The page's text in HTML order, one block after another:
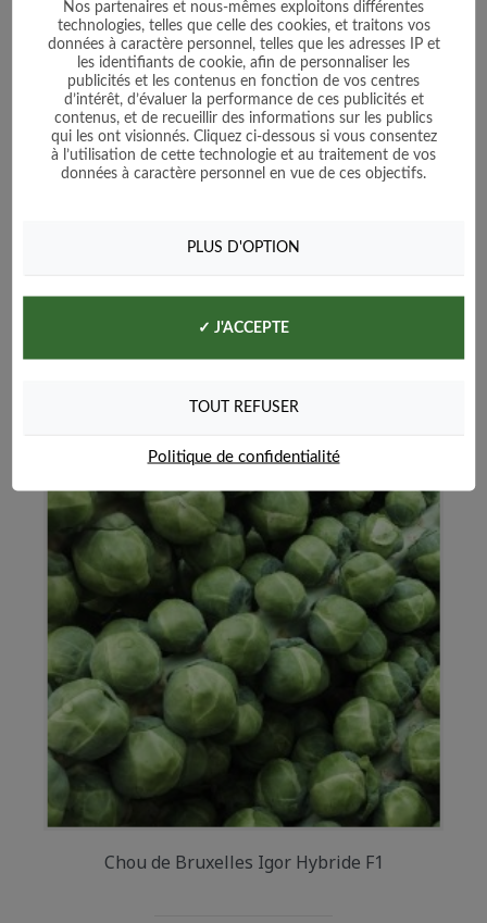
Chou de Bruxelles Goninger
Ajouter au panier
Chou de Bruxelles Igor Hybride F1
Nos partenaires et nous-mêmes exploitons différentes
technologies, telles que celle des cookies, et traitons vos
données à caractère personnel, telles que les adresses IP et
les identifiants de cookie, afin de personnaliser les
publicités et les contenus en fonction de vos centres
d’intérêt, d’évaluer la performance de ces publicités et
contenus, et de recueillir des informations sur les publics
qui les ont visionnés. Cliquez ci-dessous si vous consentez
à l’utilisation de cette technologie et au traitement de vos
données à caractère personnel en vue de ces objectifs.
PLUS D'OPTION
✓ J'ACCEPTE
TOUT REFUSER
Politique de confidentialité